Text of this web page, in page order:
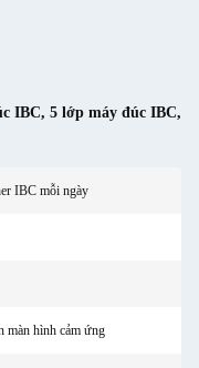
IBC, 5 lớp máy đúc IBC,
IBC mỗi ngày
màn hình cảm ứng